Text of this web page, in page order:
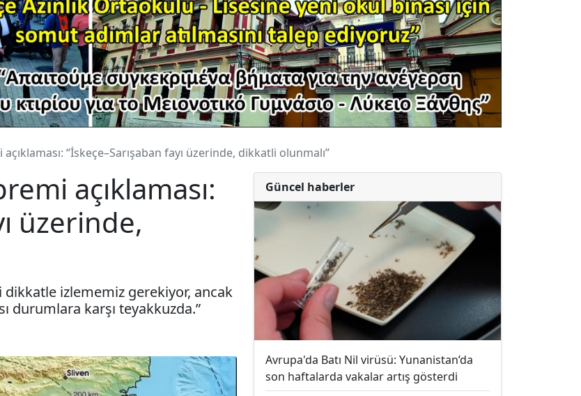
“İskeçe–Sarışaban fayı üzerinde, dikkatli olunmalı”
açıklaması:
üzerinde,
izlememiz gerekiyor, ancak
durumlara karşı teyakkuzda.”
Güncel haberler
Avrupa'da Batı Nil virüsü: Yunanistan’da
son haftalarda vakalar artış gösterdi